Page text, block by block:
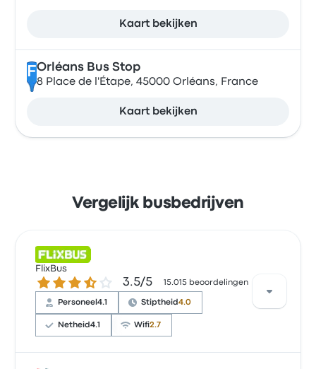
Kaart bekijken
FOrléans Bus Stop
8 Place de l'Étape, 45000 Orléans, France
Kaart bekijken
Vergelijk busbedrijven
FlixBus
3.5 van de 5 sterren
3.5/5 15.015 beoordelingen
Personeel4.1 Stiptheid4.0
Netheid4.1 Wifi2.7